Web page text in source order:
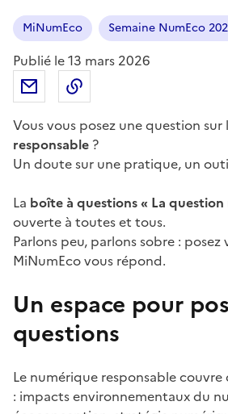
MiNumEco Semaine NumEco
Publié le13 mars 2026
Partager par email
Vous vous posez une question sur
responsable ?
Un doute sur une pratique, un
La boîte à questions « La
ouverte à toutes et tous.
Parlons peu, parlons sobre :
MiNumEco vous répond.
Un espace pour
questions
Le numérique responsable
: impacts environnementaux du